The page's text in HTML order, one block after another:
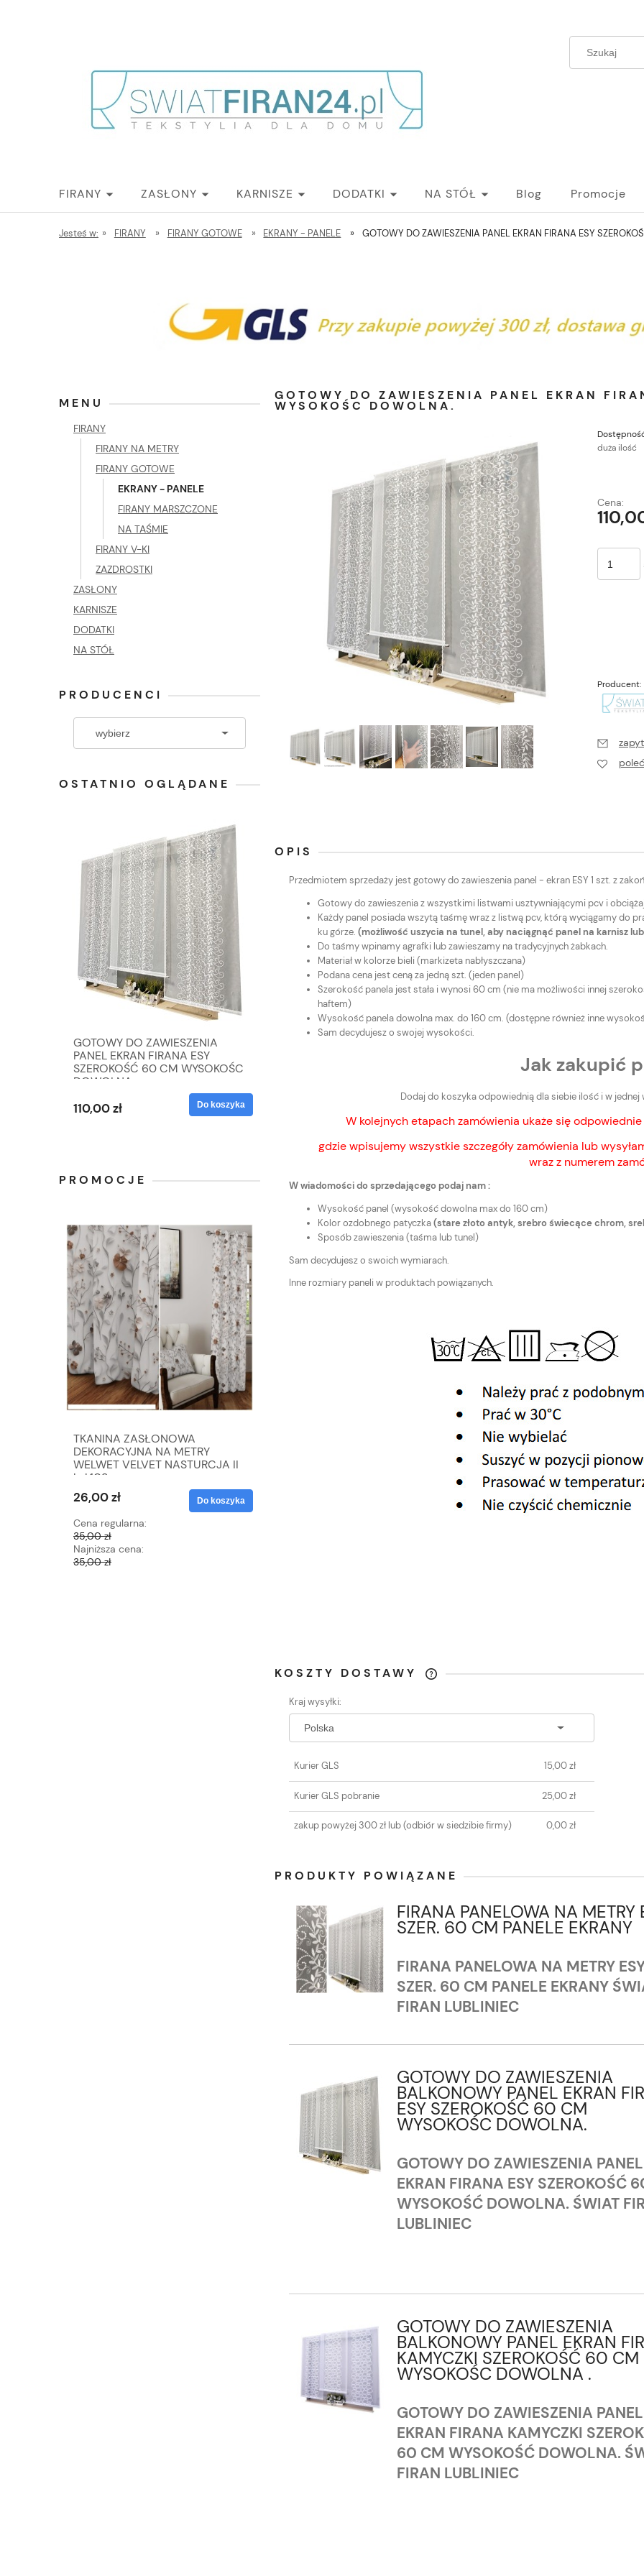
FIRANY ZASŁONY KARNISZE DODATKI NA STÓŁ Blog Promocje
Jesteś w: » FIRANY » FIRANY GOTOWE » EKRANY - PANELE » GOTOWY DO ZAWIESZENIA PANEL EKRAN FIRANA ESY
MENU
FIRANY
FIRANY NA METRY
FIRANY GOTOWE
EKRANY - PANELE
FIRANY MARSZCZONE
NA TAŚMIE
FIRANY V-KI
ZAZDROSTKI
ZASŁONY
KARNISZE
DODATKI
NA STÓŁ
PRODUCENCI
OSTATNIO OGLĄDANE
GOTOWY DO ZAWIESZENIA
PANEL EKRAN FIRANA ESY
SZEROKOŚĆ 60 CM WYSOKOŚC
DOWOLNA.
110,00 zł Do koszyka
PROMOCJE
TKANINA ZASŁONOWA
DEKORACYJNA NA METRY
WELWET VELVET NASTURCJA II
kol.103
26,00 zł
Cena regularna:
35,00 zł
Najniższa cena:
35,00 zł
Do koszyka
TKANINA ZASŁONOWA
DEKORACYJNA NA METRY
WELWET VELVET NASTURCJA I
kol.102
26,00 zł Do koszyka
GOTOWY DO ZAWIESZENIA PANEL EKRAN
WYSOKOŚC DOWOLNA.
duża ilość
Cena:
Producent:
OPIS
Przedmiotem sprzedaży jest gotowy do zawieszenia panel - ekran ESY 1 szt. z
Gotowy do zawieszenia z wszystkimi listwami usztywniającymi pcv i
Każdy panel posiada wszytą taśmę wraz z listwą pcv, którą wyciągamy do
ku górze. (możliwość uszycia na tunel, aby naciągnąć panel na karnisz
Do taśmy wpinamy agrafki lub zawieszamy na tradycyjnych żabkach.
Materiał w kolorze bieli (markizeta nabłyszczana)
Podana cena jest ceną za jedną szt. (jeden panel)
Szerokość panela jest stała i wynosi 60 cm (nie ma możliwości innej
haftem)
Wysokość panela dowolna max. do 160 cm. (dostępne również inne
Sam decydujesz o swojej wysokości.
Jak zakupić
Dodaj do koszyka odpowiednią dla siebie ilość i w
W kolejnych etapach zamówienia ukaże się odpowiednie
gdzie wpisujemy wszystkie szczegóły zamówienia lub
wraz z numerem
W wiadomości do sprzedającego podaj nam :
Wysokość panel (wysokość dowolna max do 160 cm)
Kolor ozdobnego patyczka(stare złoto antyk, srebro świecące chrom,
Sposób zawieszenia (taśma lub tunel)
Sam decydujesz o swoich wymiarach.
Inne rozmiary paneli w produktach powiązanych.
KOSZTY DOSTAWY
EWENTUALNYCH KOSZTÓW
Kraj wysyłki:
Kurier GLS 15,00 zł
Kurier GLS pobranie 25,00 zł
zakup powyżej 300 zł lub(odbiór w siedzibie firmy) 0,00 zł
PRODUKTY POWIĄZANE
FIRANA PANELOWA NA METRY
SZER. 60 CM PANELE EKRANY
FIRANA PANELOWA NA METRY
SZER. 60 CM PANELE EKRANY
FIRAN LUBLINIEC
GOTOWY DO ZAWIESZENIA
BALKONOWY PANEL EKRAN
ESY SZEROKOŚĆ 60 CM
WYSOKOŚC DOWOLNA.
GOTOWY DO ZAWIESZENIA PANEL
EKRAN FIRANA ESY SZEROKOŚĆ
WYSOKOŚĆ DOWOLNA. ŚWIAT
LUBLINIEC
GOTOWY DO ZAWIESZENIA
BALKONOWY PANEL EKRAN
KAMYCZKI SZEROKOŚĆ 60 CM
WYSOKOŚC DOWOLNA .
GOTOWY DO ZAWIESZENIA PANEL
EKRAN FIRANA KAMYCZKI
60 CM WYSOKOŚĆ DOWOLNA.
FIRAN LUBLINIEC